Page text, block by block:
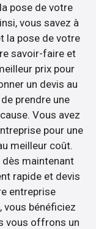
pose de votre
vous savez à
la pose de votre
savoir-faire et
prix pour
un devis au
prendre une
Vous avez
pour une
meilleur coût.
dès maintenant
rapide et devis
entreprise
vous bénéficiez
vous offrons un